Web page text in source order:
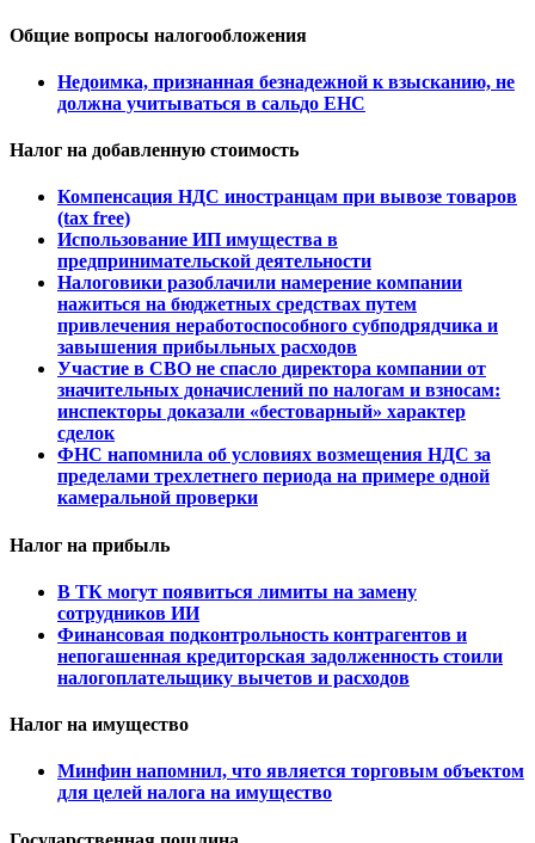
Общие вопросы налогообложения
Недоимка, признанная безнадежной к взысканию, не
должна учитываться в сальдо ЕНС
Налог на добавленную стоимость
Компенсация НДС иностранцам при вывозе товаров
(tax free)
Использование ИП имущества в
предпринимательской деятельности
Налоговики разоблачили намерение компании
нажиться на бюджетных средствах путем
привлечения неработоспособного субподрядчика и
завышения прибыльных расходов
Участие в СВО не спасло директора компании от
значительных доначислений по налогам и взносам:
инспекторы доказали «бестоварный» характер
сделок
ФНС напомнила об условиях возмещения НДС за
пределами трехлетнего периода на примере одной
камеральной проверки
Налог на прибыль
В ТК могут появиться лимиты на замену
сотрудников ИИ
Финансовая подконтрольность контрагентов и
непогашенная кредиторская задолженность стоили
налогоплательщику вычетов и расходов
Налог на имущество
Минфин напомнил, что является торговым объектом
для целей налога на имущество